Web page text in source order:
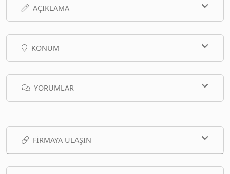
AÇIKLAMA
KONUM
YORUMLAR
FIRMAYA ULAŞIN